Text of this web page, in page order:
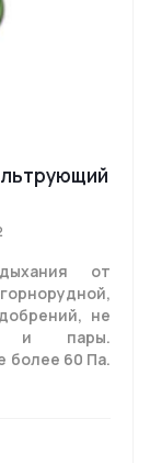
от
не
и пары.
более 60 Па.